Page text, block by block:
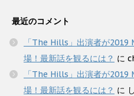
最近のコメント
「The Hills」出演者が
場！最新話を観るには？ に
「The Hills」出演者が
場！最新話を観るには？ に